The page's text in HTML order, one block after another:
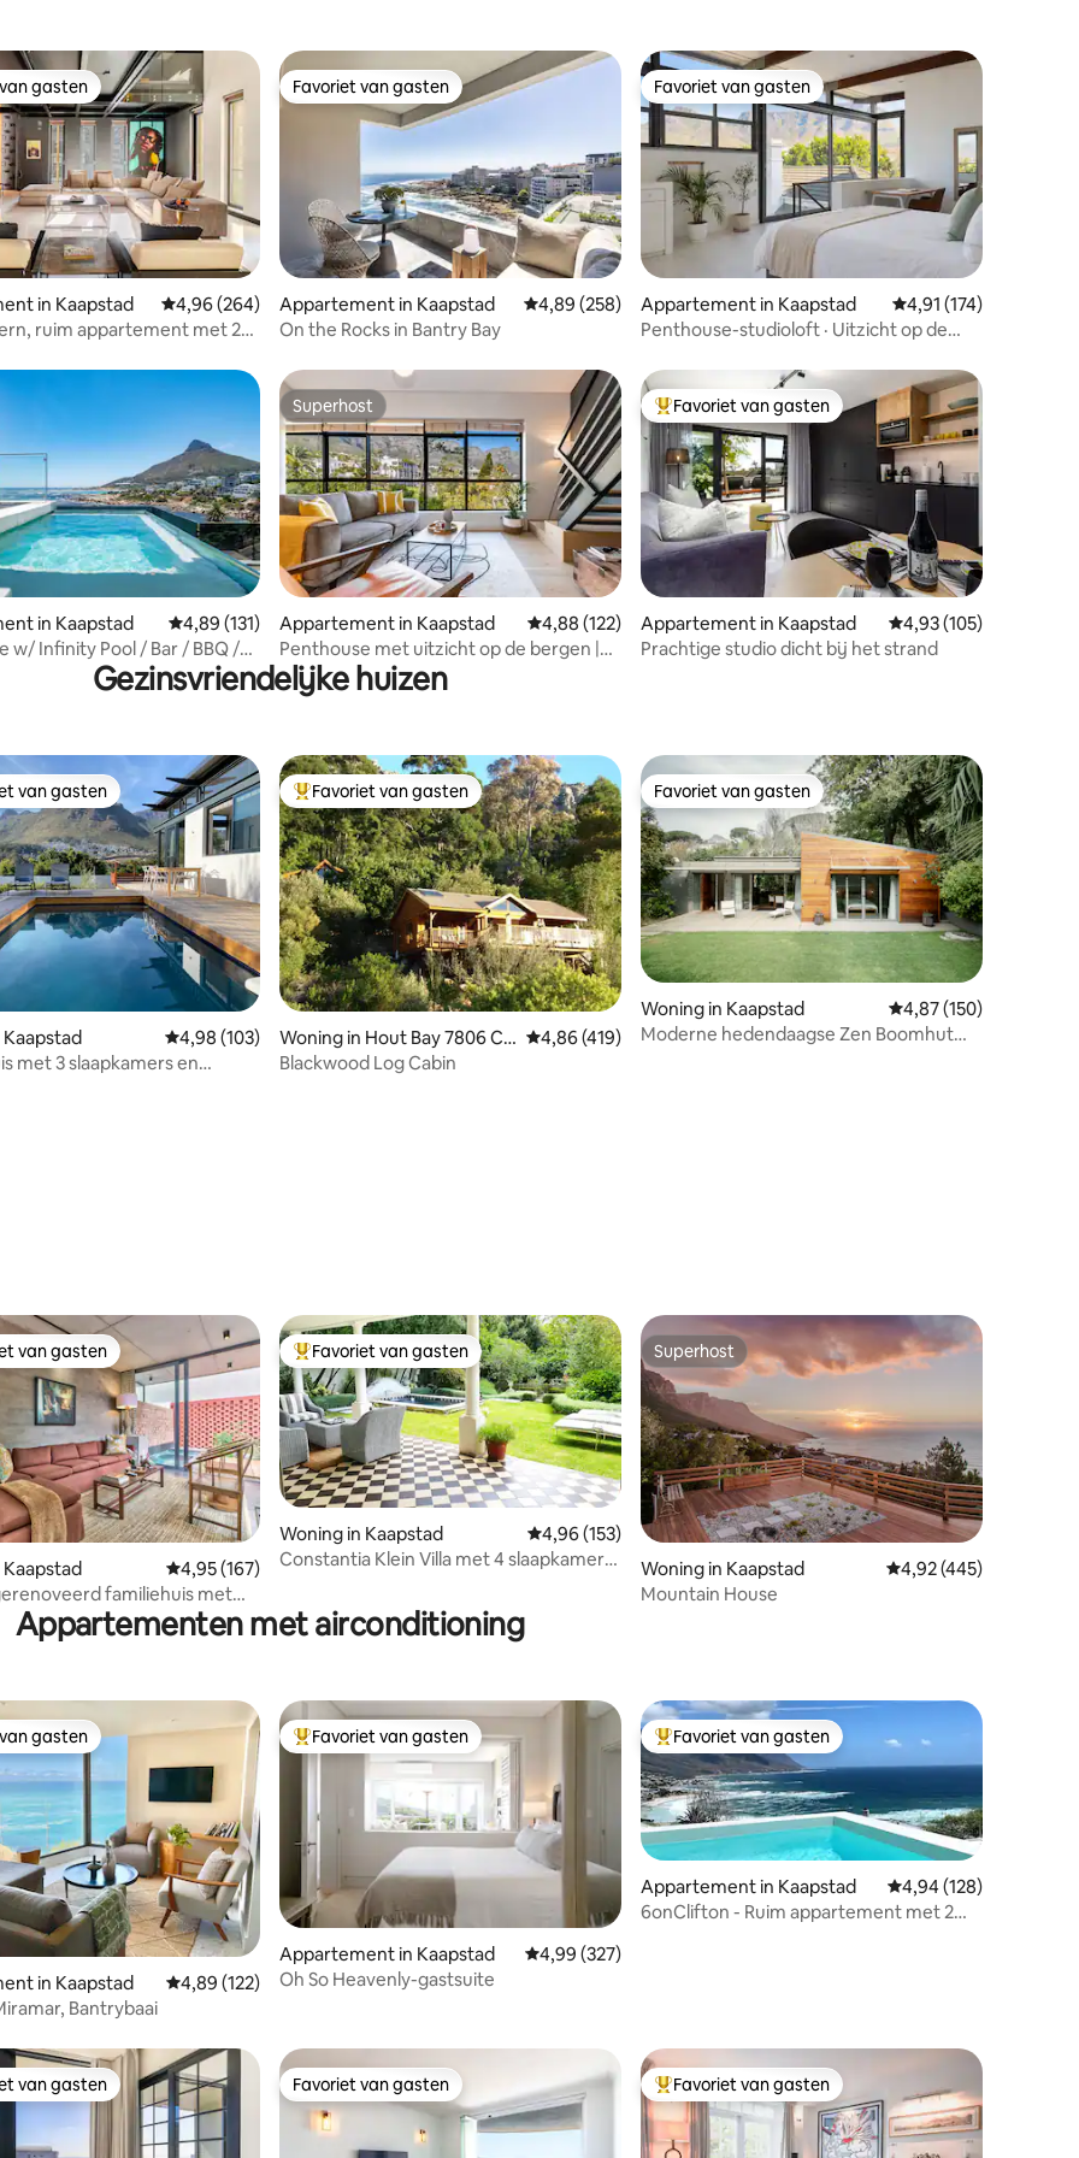
van 4,87 uit 5, 282 recensies
gasten
gasten
in Kaapstad Gemiddelde beoordeling van 4,96 uit 5, 264 recensies
4,96 (264)
ruim appartement met 2
Favoriet van gasten
Favoriet van gasten
Appartement in Kaapstad Gemiddelde beoordeling van 4,89 uit 5, 258 recensies
4,89 (258)
On the Rocks in Bantry Bay
Favoriet van gasten
Favoriet van gasten
Appartement in Kaapstad Gemiddelde
4,91 (174)
Penthouse-studioloft · Uitzicht op de
van 4,98 uit 5, 187 recensies
in Kaapstad Gemiddelde beoordeling van 4,89 uit 5, 131 recensies
4,89 (131)
w/ Infinity Pool / Bar / BBQ /
Superhost
Superhost
Appartement in Kaapstad Gemiddelde beoordeling van 4,88 uit 5, 122 recensies
4,88 (122)
Penthouse met uitzicht op de bergen |
Veilig, 2 slaapkamers, uitzicht en
zwembad
Topfavoriet van gasten
Favoriet van gasten
Appartement in Kaapstad Gemiddelde
4,93 (105)
Prachtige studio dicht bij het strand
Gezinsvriendelijke huizen
4,77 uit 5, 177 recensies
van gasten
van gasten
Gemiddelde beoordeling van 4,98 uit 5, 103 recensies
4,98 (103)
met 3 slaapkamers en
Topfavoriet van gasten
Favoriet van gasten
Woning in Hout Bay 7806 Ca
pe Town
Gemiddelde beoordeling van 4,86 uit 5, 419 recensies
4,86 (419)
Blackwood Log Cabin
Favoriet van gasten
Favoriet van gasten
Woning in Kaapstad Gemiddelde
4,87 (150)
Moderne hedendaagse Zen Boomhut
van 4,91 uit 5, 218 recensies
van gasten
van gasten
Gemiddelde beoordeling van 4,95 uit 5, 167 recensies
4,95 (167)
familiehuis met
Topfavoriet van gasten
Favoriet van gasten
Woning in Kaapstad Gemiddelde beoordeling van 4,96 uit 5, 153 recensies
4,96 (153)
Constantia Klein Villa met 4 slaapkamers
Superhost
Superhost
Woning in Kaapstad Gemiddelde
4,92 (445)
Mountain House
Appartementen met airconditioning
van 4,94 uit 5, 132 recensies
gasten
gasten
in Kaapstad Gemiddelde beoordeling van 4,89 uit 5, 122 recensies
4,89 (122)
Bantrybaai
Topfavoriet van gasten
Favoriet van gasten
Appartement in Kaapstad Gemiddelde beoordeling van 4,99 uit 5, 327 recensies
4,99 (327)
Oh So Heavenly-gastsuite
Topfavoriet van gasten
Favoriet van gasten
Appartement in Kaapstad Gemiddelde
4,94 (128)
6onClifton - Ruim appartement met 2
van gasten
van gasten Favoriet van gasten
Favoriet van gasten Topfavoriet van gasten
Favoriet van gasten